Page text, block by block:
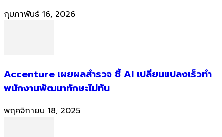
กุมภาพันธ์ 16, 2026
Accenture เผยผลสำรวจ ชี้ AI เปลี่ยนแปลงเร็วทำ
พนักงานพัฒนาทักษะไม่ทัน
พฤศจิกายน 18, 2025